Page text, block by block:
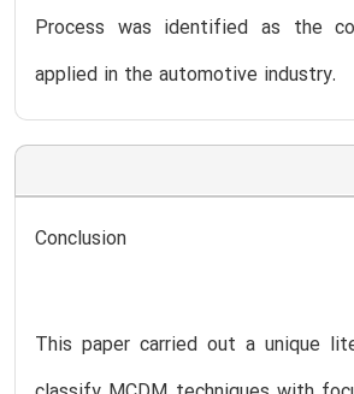
Process was identified as the
applied in the automotive industry.
Conclusion
This paper carried out a unique